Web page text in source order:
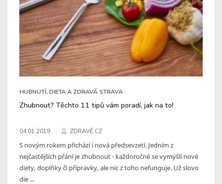
HUBNUTÍ, DIETA A ZDRAVÁ STRAVA
Zhubnout? Těchto 11 tipů vám poradí, jak na to!
04.01.2019 ZDRAVĚ.CZ
S novým rokem přichází i nová předsevzetí. Jedním z
nejčastějších přání je zhubnout - každoročně se vymýšlí nové
diety, doplňky či přípravky, ale nic z toho nefunguje. Už slovo
die ...